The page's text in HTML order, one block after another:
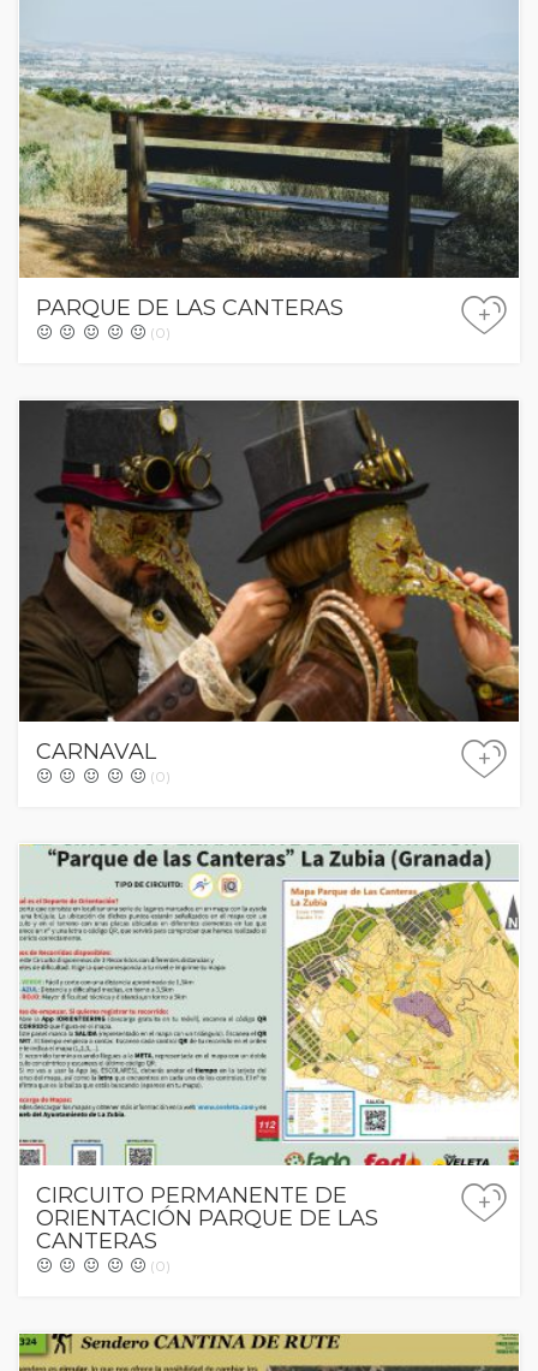
PARQUE DE LAS CANTERAS
(0)
+
CARNAVAL
(0)
+
CIRCUITO PERMANENTE DE
ORIENTACIÓN PARQUE DE LAS
CANTERAS
(0)
+